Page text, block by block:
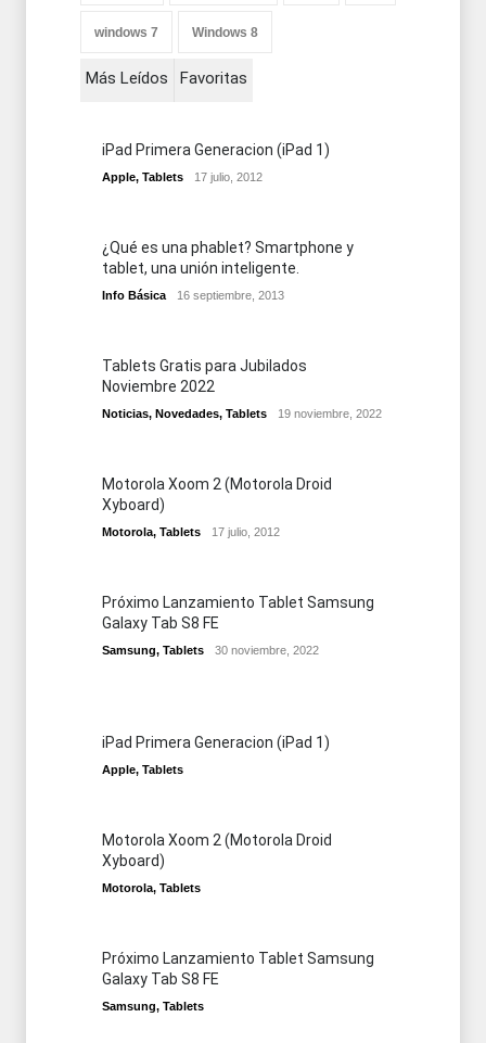
windows 7 Windows 8
Más Leídos Favoritas
iPad Primera Generacion (iPad 1)
Apple, Tablets 17 julio, 2012
¿Qué es una phablet? Smartphone y
tablet, una unión inteligente.
Info Básica 16 septiembre, 2013
Tablets Gratis para Jubilados
Noviembre 2022
Noticias, Novedades, Tablets 19 noviembre, 2022
Motorola Xoom 2 (Motorola Droid
Xyboard)
Motorola, Tablets 17 julio, 2012
Próximo Lanzamiento Tablet Samsung
Galaxy Tab S8 FE
Samsung, Tablets 30 noviembre, 2022
iPad Primera Generacion (iPad 1)
Apple, Tablets
Motorola Xoom 2 (Motorola Droid
Xyboard)
Motorola, Tablets
Próximo Lanzamiento Tablet Samsung
Galaxy Tab S8 FE
Samsung, Tablets